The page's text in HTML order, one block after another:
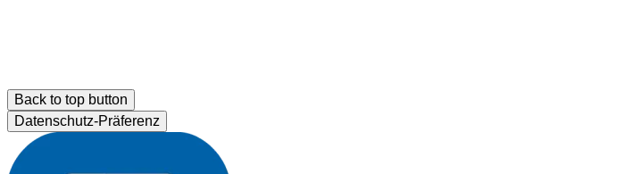
Back to top button
Datenschutz-Präferenz